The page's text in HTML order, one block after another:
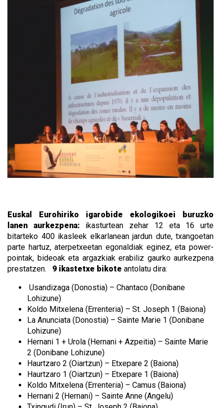
Euskal Eurohiriko igarobide ekologikoei buruzko
lanen aurkezpena: ikasturtean zehar 12 eta 16 urte
bitarteko 400 ikasleek elkarlanean jardun dute, txangoetan
parte hartuz, aterpetxeetan egonaldiak eginez, eta power-
pointak, bideoak eta argazkiak erabiliz gaurko aurkezpena
prestatzen.
9 ikastetxe bikote antolatu dira:
Usandizaga (Donostia) – Chantaco (Donibane
Lohizune)
Koldo Mitxelena (Errenteria) – St. Joseph 1 (Baiona)
La Anunciata (Donostia) – Sainte Marie 1 (Donibane
Lohizune)
Hernani 1 + Urola (Hernani + Azpeitia) – Sainte Marie
2 (Donibane Lohizune)
Haurtzaro 2 (Oiartzun) – Etxepare 2 (Baiona)
Haurtzaro 1 (Oiartzun) – Etxepare 1 (Baiona)
Koldo Mitxelena (Errenteria) – Camus (Baiona)
Hernani 2 (Hernani) – Sainte Anne (Angelu)